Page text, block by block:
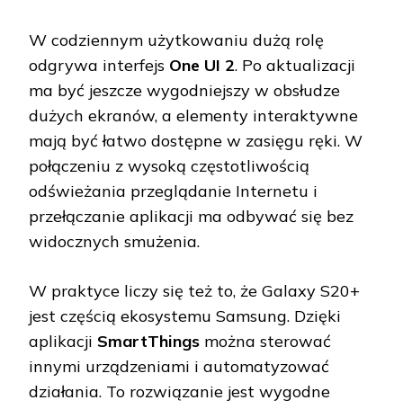
W codziennym użytkowaniu dużą rolę
odgrywa interfejs One UI 2. Po aktualizacji
ma być jeszcze wygodniejszy w obsłudze
dużych ekranów, a elementy interaktywne
mają być łatwo dostępne w zasięgu ręki. W
połączeniu z wysoką częstotliwością
odświeżania przeglądanie Internetu i
przełączanie aplikacji ma odbywać się bez
widocznych smużenia.
W praktyce liczy się też to, że Galaxy S20+
jest częścią ekosystemu Samsung. Dzięki
aplikacji SmartThings można sterować
innymi urządzeniami i automatyzować
działania. To rozwiązanie jest wygodne